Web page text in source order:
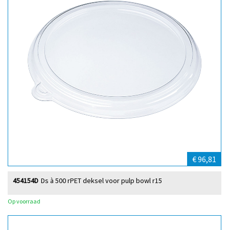
€ 96,81
Ds à 500 rPET deksel voor pulp bowl r15
454154D
Op voorraad